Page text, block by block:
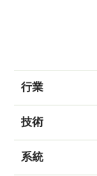
行業
技術
系統